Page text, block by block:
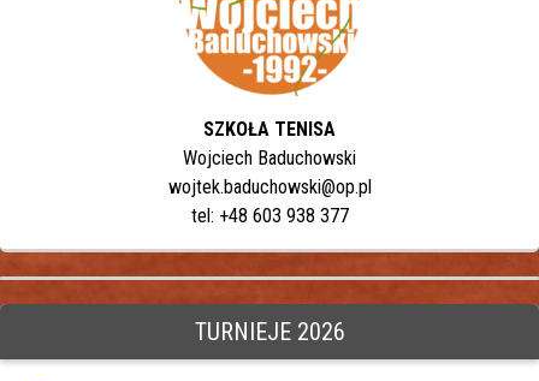
SZKOŁA TENISA
Wojciech Baduchowski
wojtek.baduchowski@op.pl
tel: +48 603 938 377
TURNIEJE 2026